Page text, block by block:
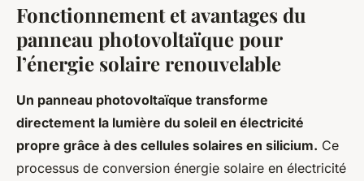
Fonctionnement et avantages du
panneau photovoltaïque pour
l’énergie solaire renouvelable
Un panneau photovoltaïque transforme
directement la lumière du soleil en électricité
propre grâce à des cellules solaires en silicium. Ce
processus de conversion énergie solaire en électricité